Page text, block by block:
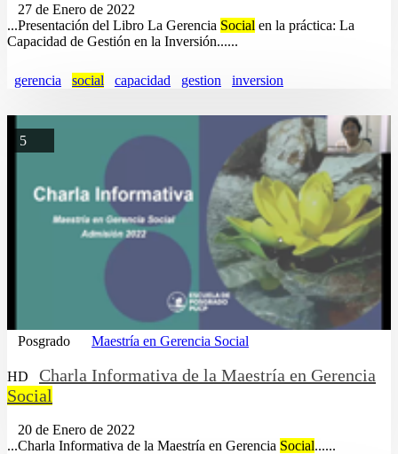
27 de Enero de 2022
...Presentación del Libro La Gerencia Social en la práctica: La
Capacidad de Gestión en la Inversión......
gerencia social capacidad gestion inversion
5
Posgrado Maestría en Gerencia Social
HD
Charla Informativa de la Maestría en Gerencia
Social
20 de Enero de 2022
...Charla Informativa de la Maestría en Gerencia Social......